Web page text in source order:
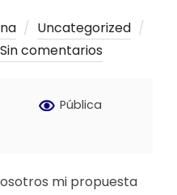
Uncategorized
Sin comentarios
Pública
mi propuesta